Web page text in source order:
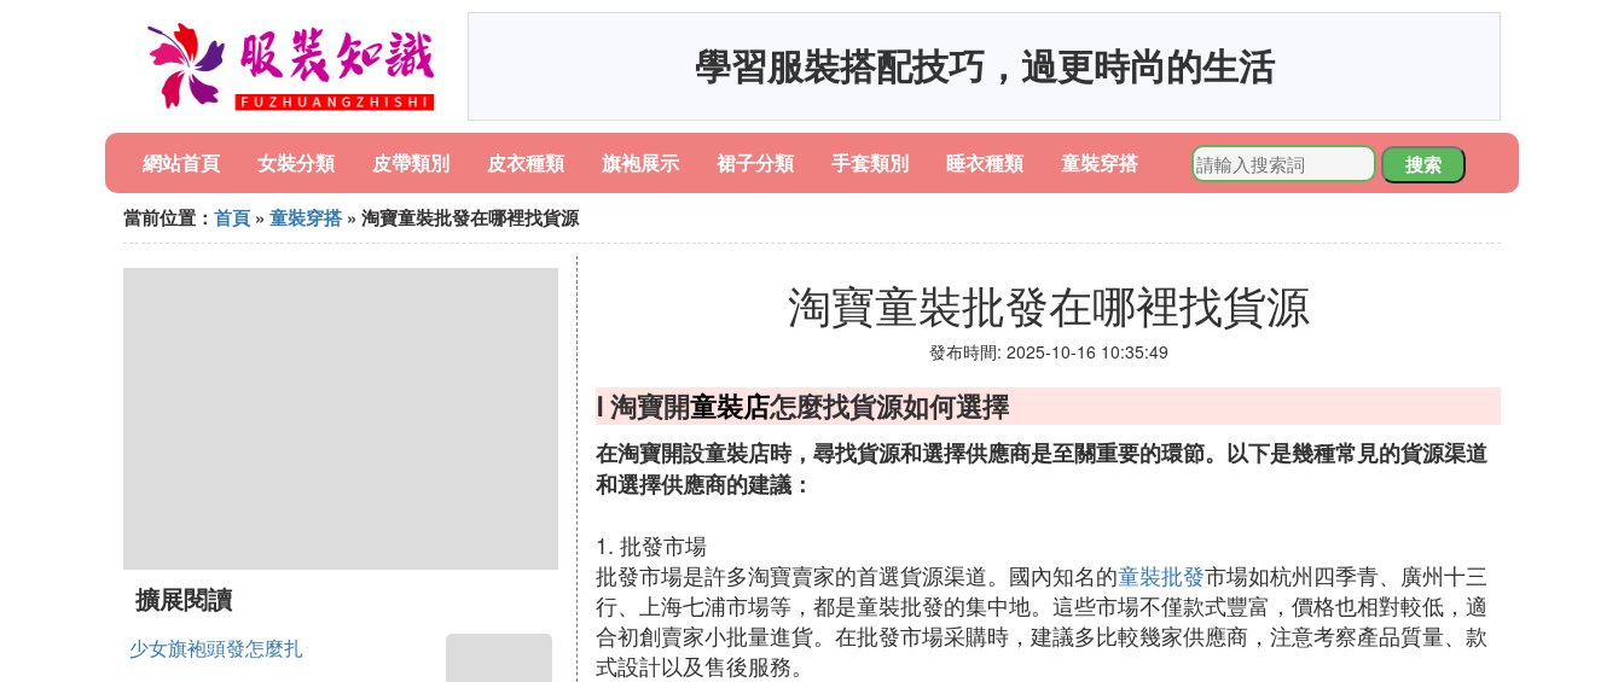
學習服裝搭配技巧，過更時尚的生活
網站首頁 女裝分類 皮帶類別 皮衣種類 旗袍展示 裙子分類 手套類別 睡衣種類 童裝穿搭
搜索
當前位置： 首頁 » 童裝穿搭» 淘寶童裝批發在哪裡找貨源
擴展閱讀
少女旗袍頭發怎麼扎
淘寶童裝批發在哪裡找貨源
發布時間: 2025-10-16 10:35:49
Ⅰ 淘寶開童裝店怎麼找貨源如何選擇
在淘寶開設童裝店時，尋找貨源和選擇供應商是至關重要的環節。以下是幾種常見的貨源渠道
和選擇供應商的建議：
1. 批發市場
批發市場是許多淘寶賣家的首選貨源渠道。國內知名的童裝批發市場如杭州四季青、廣州十三
行、上海七浦市場等，都是童裝批發的集中地。這些市場不僅款式豐富，價格也相對較低，適
合初創賣家小批量進貨。在批發市場采購時，建議多比較幾家供應商，注意考察產品質量、款
式設計以及售後服務。